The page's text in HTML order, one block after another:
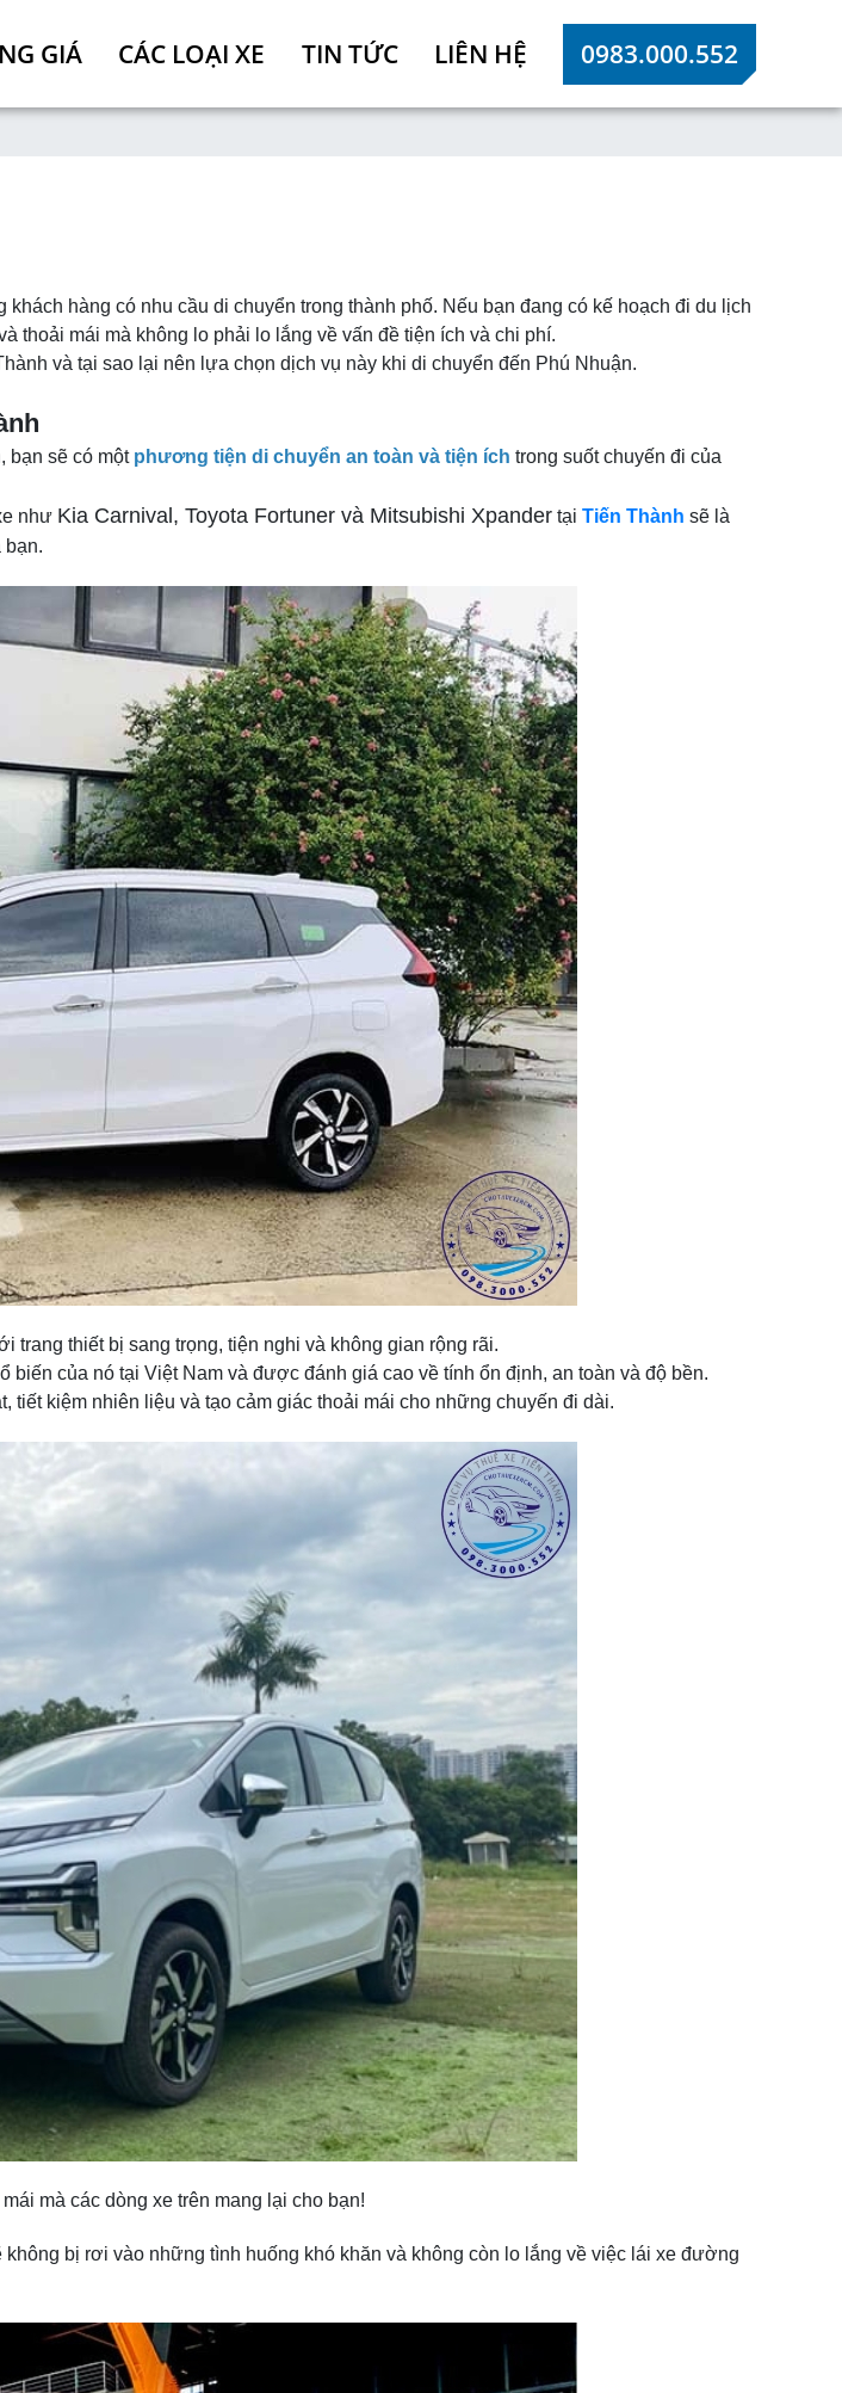
GIÁ CÁC LOẠI XE TIN TỨC LIÊN HỆ 0983.000.552
khách hàng có nhu cầu di chuyển trong thành phố. Nếu bạn đang có kế hoạch đi du lịch
thoải mái mà không lo phải lo lắng về vấn đề tiện ích và chi phí.
và tại sao lại nên lựa chọn dịch vụ này khi di chuyển đến Phú Nhuận.
bạn sẽ có một phương tiện di chuyển an toàn và tiện ích trong suốt chuyến đi của
như Kia Carnival, Toyota Fortuner và Mitsubishi Xpander tại Tiến Thành sẽ là
bạn.
trang thiết bị sang trọng, tiện nghi và không gian rộng rãi.
của nó tại Việt Nam và được đánh giá cao về tính ổn định, an toàn và độ bền.
tiết kiệm nhiên liệu và tạo cảm giác thoải mái cho những chuyến đi dài.
mà các dòng xe trên mang lại cho bạn!
không bị rơi vào những tình huống khó khăn và không còn lo lắng về việc lái xe đường